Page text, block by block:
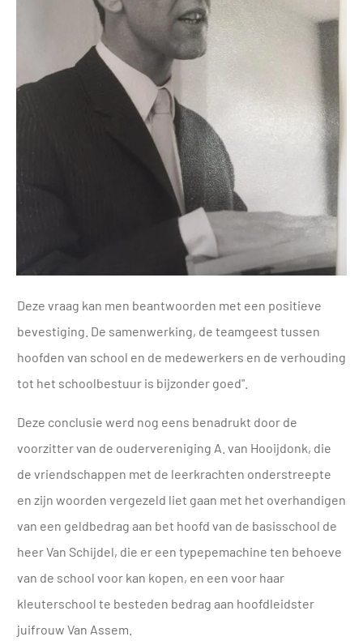
Deze vraag kan men beantwoorden met een posi­tieve
bevestiging. De sa­menwerking, de teamgeest tussen
hoofden van school en de medewerkers en de verhouding
tot het schoolbestuur is bijzonder goed".
Deze conclusie werd nog eens benadrukt door de
voorzitter van de oudervere­niging A. van Hooijdonk, die
de vriendschappen met de leerkrachten on­derstreepte
en zijn woorden vergezeld liet gaan met het overhandigen
van een geldbedrag aan bet hoofd van de basisschool de
heer Van Schijdel, die er een typepemachine ten behoeve
van de school voor kan kopen, en een voor haar
kleuterschool te besteden bedrag aan hoofdleidster
juifrouw Van Assem.